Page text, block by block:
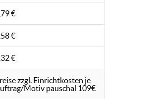
€
€
€
zzgl. Einrichtkosten je
Motiv pauschal 109€